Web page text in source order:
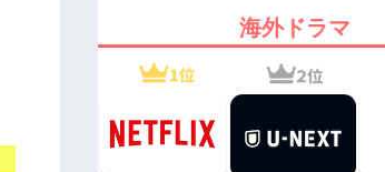
海外ドラマ